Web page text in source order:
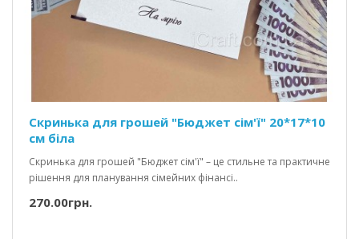
Скринька для грошей "Бюджет сім'ї" 20*17*10
см біла
Скринька для грошей "Бюджет сім'ї" – це стильне та практичне
рішення для планування сімейних фінансі..
270.00грн.